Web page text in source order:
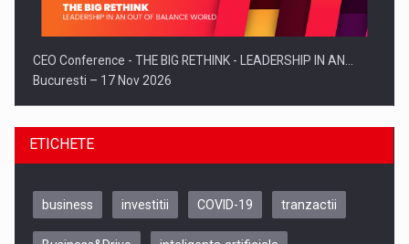
CEO Conference - THE BIG RETHINK - LEADERSHIP IN AN…
Bucuresti – 17 Nov 2026
ETICHETE
business investitii COVID-19 tranzactii